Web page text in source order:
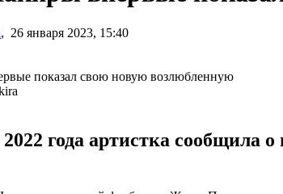
, 26 января 2023, 15:40
года артистка сообщила